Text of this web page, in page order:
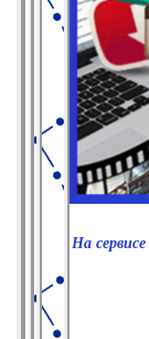
На сервисе